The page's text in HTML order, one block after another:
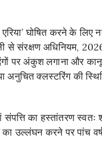
घोषित करने के
से संरक्षण अधिनियम,
पर अंकुश लगाना और
क्लस्टरिंग की स्थिति
का हस्तांतरण स्वतः
उल्लंघन करने पर पांच